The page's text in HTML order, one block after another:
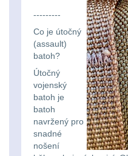
Nabíjačky
akumulátorů
Náhradné
diely
Na stehno30
Na suchý zip95
Na svítilny2
Cestovné púzdra
Na zbraň 33
---------
Co je útočný
(assault)
batoh?
Útočný
vojenský
batoh je
batoh
navržený pro
snadné
nošení